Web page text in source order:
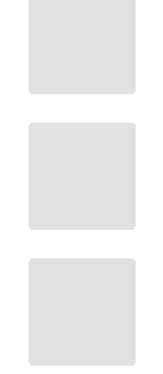
NEWS